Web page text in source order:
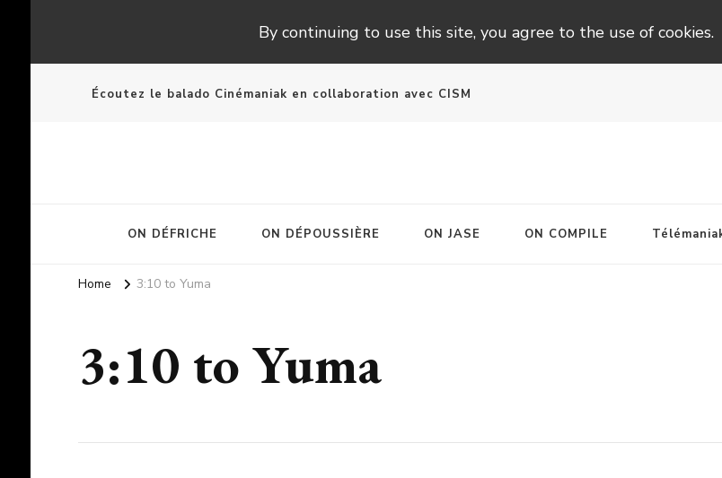
By continuing to use this site, you agree to the use of cookies.
Écoutez le balado Cinémaniak en collaboration avec CISM
ON DÉFRICHE ON DÉPOUSSIÈRE ON JASE ON COMPILE
Home 3:10 to Yuma
3:10 to Yuma